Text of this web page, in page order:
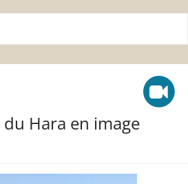
Hara en image